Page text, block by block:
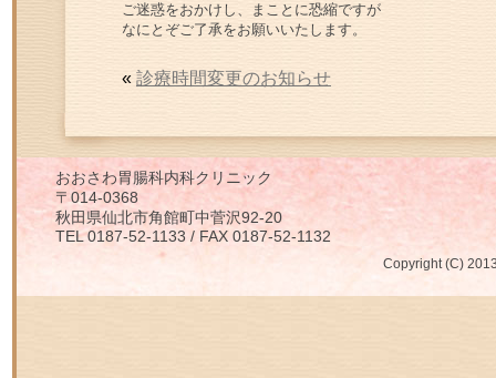
ご迷惑をおかけし、まことに恐縮ですが
なにとぞご了承をお願いいたします。
« 診療時間変更のお知らせ
おおさわ胃腸科内科クリニック
〒014-0368
秋田県仙北市角館町中菅沢92-20
TEL 0187-52-1133 / FAX 0187-52-1132
Copyright (C)